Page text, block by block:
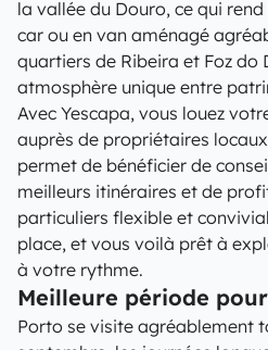
la vallée du Douro, ce qui
car ou en van aménagé
quartiers de Ribeira et Foz do
atmosphère unique entre
Avec Yescapa, vous louez
auprès de propriétaires
permet de bénéficier de
meilleurs itinéraires et de
particuliers flexible et
place, et vous voilà prêt à
à votre rythme.
Meilleure période
Porto se visite agréablement